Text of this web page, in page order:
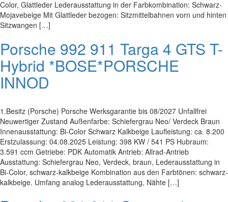
Color, Glattleder Lederausstattung in der Farbkombination: Schwarz-
Mojavebeige Mit Glattleder bezogen: Sitzmittelbahnen vorn und hinten
Sitzwangen […]
Porsche 992 911 Targa 4 GTS T-
Hybrid *BOSE*PORSCHE
INNOD
1.Besitz (Porsche) Porsche Werksgarantie bis 08/2027 Unfallfrei
Neuwertiger Zustand Außenfarbe: Schiefergrau Neo/ Verdeck Braun
Innenausstattung: Bi-Color Schwarz Kalkbeige Laufleistung: ca. 8.200
Erstzulassung: 04.08.2025 Leistung: 398 KW / 541 PS Hubraum:
3.591 ccm Getriebe: PDK Automatik Antrieb: Allrad-Antrieb
Ausstattung: Schiefergrau Neo, Verdeck, braun, Lederausstattung in
Bi-Color, schwarz-kalkbeige Kombination aus den Farbtönen: schwarz-
kalkbeige. Umfang analog Lederausstattung, Nähte […]